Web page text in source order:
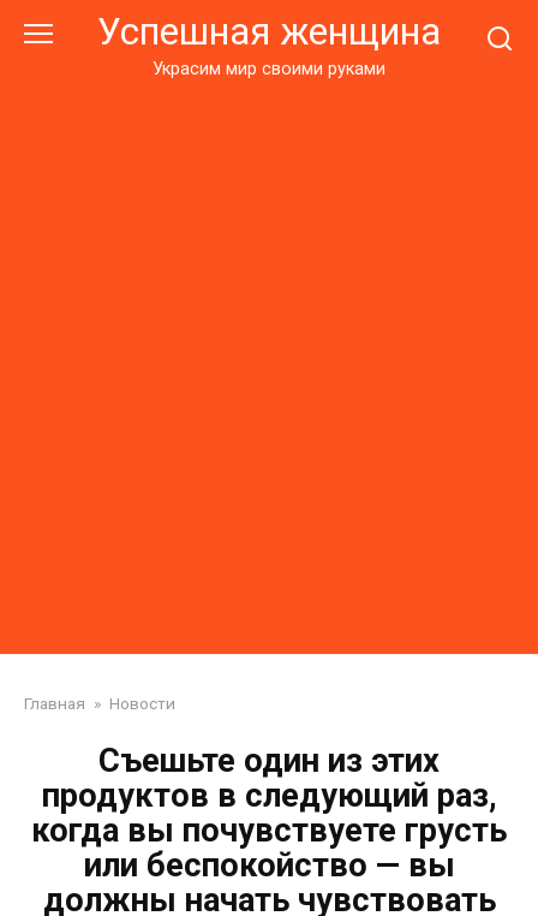
Успешная женщина
Украсим мир своими руками
Главная » Новости
Съешьте один из этих
продуктов в следующий раз,
когда вы почувствуете грусть
или беспокойство — вы
должны начать чувствовать